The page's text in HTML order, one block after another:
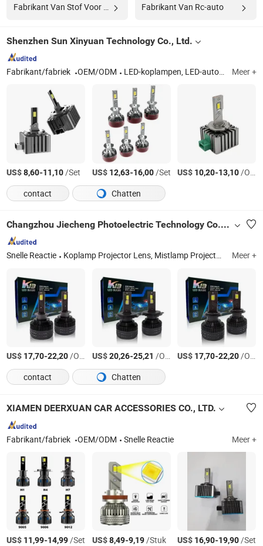
Fabrikant Van Rc-auto
Shenzhen Sun Xinyuan Technology Co., Ltd.
Fabrikant/fabriek OEM/ODM LED-koplampen, LED-autolampen, D-serie LED-koplampen, H-serie LED-koplampen, mistlampen, dubbele lens koplampen, HID- ballast, motorfietskoplampen Meer +
US$8,60-11,10/Set US$ 12,63-16,00/Set US$ 10,20-13,10/Oneven
contact
Chatten
Changzhou Jiecheng Photoelectric Technology Co., Ltd
Snelle Reactie Koplamp Projector Lens, Mistlamp Projector Lens, Bi LED Projector Lens, Auto Koplamp Lens, LED Koplamp Gloeilamp, Bi LED Lens, LED Projector Lens, Mistlamp, Auto Mistlamp, Universele Mistlamp Meer +
US$ 17,70-22,20/Oneven US$20,26-25,21 /Oneven US$ 17,70-22,20/Oneven
contact
Chatten
XIAMEN DEERXUAN CAR ACCESSORIES CO., LTD.
Fabrikant/fabriek OEM/ODM Snelle Reactie Meer +
US$ 11,99-14,99/Set US$8,49-9,19/Stuk US$ 16,90-19,90/Set